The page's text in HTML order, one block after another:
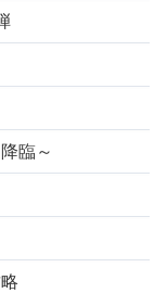
臨～